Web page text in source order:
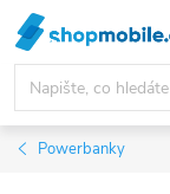
Přejít
na
obsah
Powerbanky